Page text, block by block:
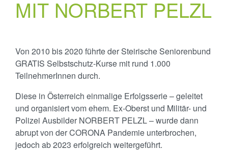
MIT NORBERT PELZL
Von 2010 bis 2020 führte der Steirische Seniorenbund
GRATIS Selbstschutz-Kurse mit rund 1.000
TeilnehmerInnen durch.
Diese in Österreich einmalige Erfolgsserie – geleitet
und organisiert vom ehem. Ex-Oberst und Militär- und
Polizei Ausbilder NORBERT PELZL – wurde dann
abrupt von der CORONA Pandemie unterbrochen,
jedoch ab 2023 erfolgreich weitergeführt.